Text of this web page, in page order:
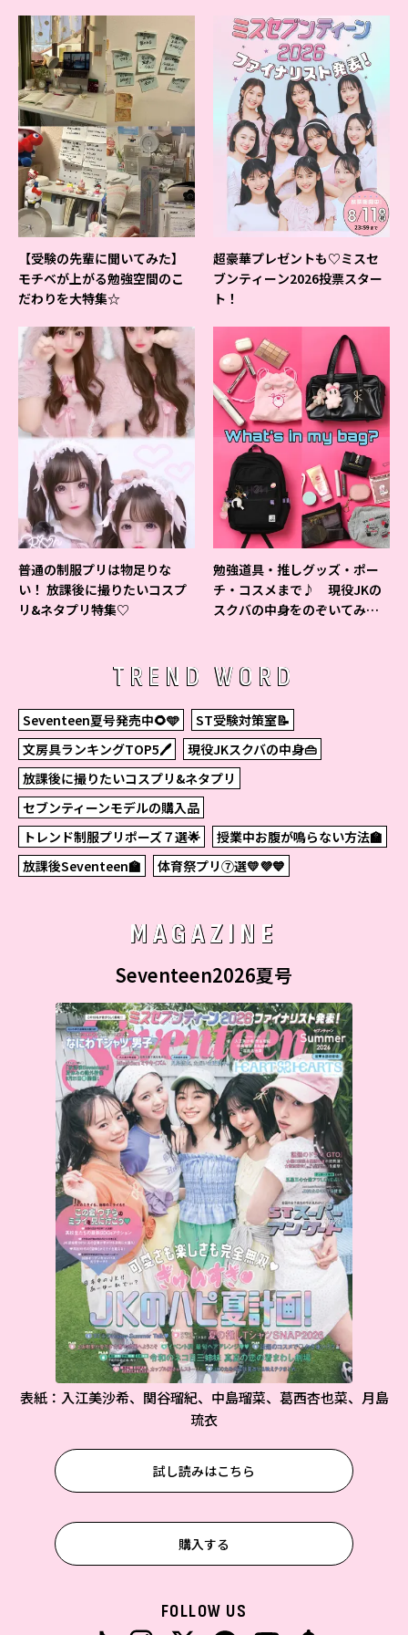
【受験の先輩に聞いてみた】
モチベが上がる勉強空間のこ
だわりを大特集☆
超豪華プレゼントも♡ミスセ
ブンティーン2026投票スター
ト！
普通の制服プリは物足りな
い！ 放課後に撮りたいコスプ
リ&ネタプリ特集♡
勉強道具・推しグッズ・ポー
チ・コスメまで♪ 現役JKの
スクバの中身をのぞいてみ
TREND WORD
Seventeen夏号発売中🌻🩵
ST受験対策室📝
文房具ランキングTOP5🖊
現役JKスクバの中身👜
放課後に撮りたいコスプリ&ネタプリ
セブンティーンモデルの購入品
トレンド制服プリポーズ７選🌟
授業中お腹が鳴らない方法🏫
放課後Seventeen🏫
体育祭プリ⑦選💛💜💙
MAGAZINE
Seventeen2026夏号
表紙：入江美沙希、関谷瑠紀、中島瑠菜、葛西杏也菜、月島
琉衣
試し読みはこちら
購入する
FOLLOW US